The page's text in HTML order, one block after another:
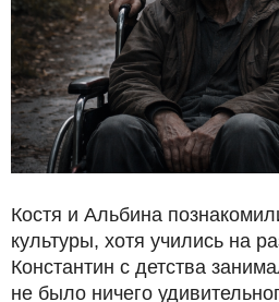
Костя и Альбина
культуры, хотя учились на
Константин с детства
не было ничего